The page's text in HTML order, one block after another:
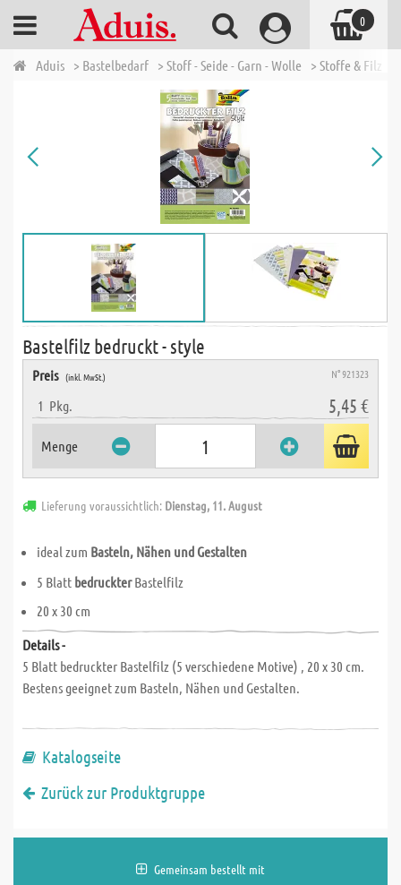
Aduis > Bastelbedarf > Stoff - Seide - Garn - Wolle > Stoffe & Filz
Bastelfilz bedruckt - style
Preis (inkl. MwSt.) N° 921323
1 Pkg. 5,45 €
Menge
Lieferung voraussichtlich: Dienstag, 11. August
ideal zum Basteln, Nähen und Gestalten
5 Blatt bedruckterBastelfilz
20 x 30 cm
Details -
5 Blatt bedruckter Bastelfilz (5 verschiedene Motive) , 20 x 30 cm.
Bestens geeignet zum Basteln, Nähen und Gestalten.
Katalogseite
Zurück zur Produktgruppe
Gemeinsam bestellt mit
0